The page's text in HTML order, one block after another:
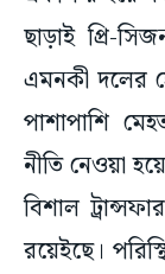
ছাড়াই প্রি-
এমনকী দলের
পাশাপাশি
নীতি নেওয়া
বিশাল
রয়েইছে।